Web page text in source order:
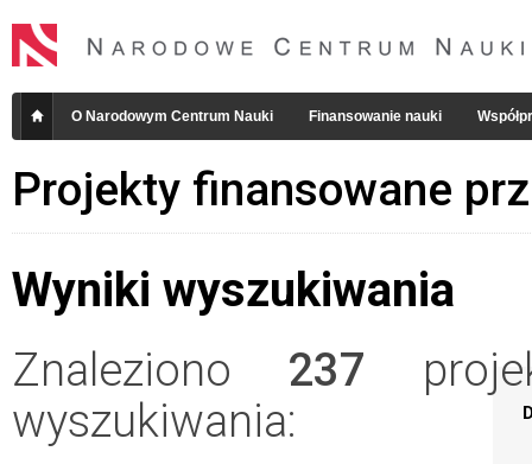
O Narodowym Centrum Nauki Finansowanie nauki
Projekty finansowane
Wyniki wyszukiwania
Znaleziono 237
wyszukiwania: